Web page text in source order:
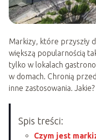
Markizy, które przyszły
większą popularnością
tylko w lokalach
w domach. Chronią
inne zastosowania.
Spis treści:
Czym jest